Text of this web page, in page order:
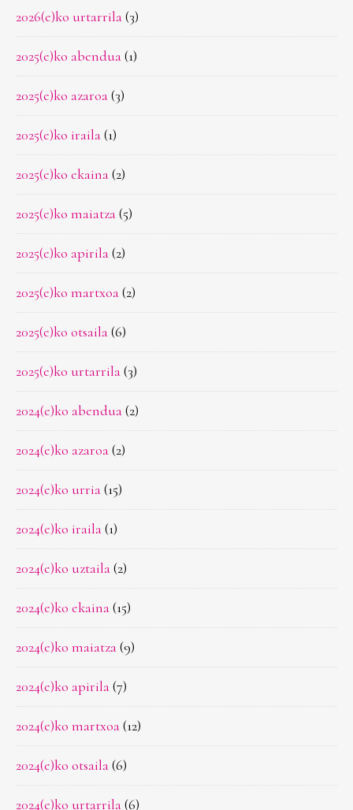
2026(e)ko urtarrila(3)
2025(e)ko abendua(1)
2025(e)ko azaroa(3)
2025(e)ko iraila(1)
2025(e)ko ekaina(2)
2025(e)ko maiatza(5)
2025(e)ko apirila(2)
2025(e)ko martxoa(2)
2025(e)ko otsaila(6)
2025(e)ko urtarrila(3)
2024(e)ko abendua(2)
2024(e)ko azaroa(2)
2024(e)ko urria(15)
2024(e)ko iraila(1)
2024(e)ko uztaila(2)
2024(e)ko ekaina(15)
2024(e)ko maiatza(9)
2024(e)ko apirila(7)
2024(e)ko martxoa(12)
2024(e)ko otsaila(6)
2024(e)ko urtarrila(6)